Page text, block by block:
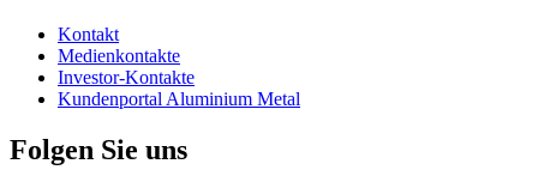
Kontakt
Medienkontakte
Investor-Kontakte
Kundenportal Aluminium Metal
Folgen Sie uns